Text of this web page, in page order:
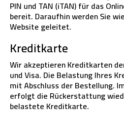
PIN und TAN (iTAN) für das
bereit. Daraufhin werden Sie
Website geleitet.
Kreditkarte
Wir akzeptieren Kreditkarten
und Visa. Die Belastung Ihres
mit Abschluss der Bestellung.
erfolgt die Rückerstattung
belastete Kreditkarte.